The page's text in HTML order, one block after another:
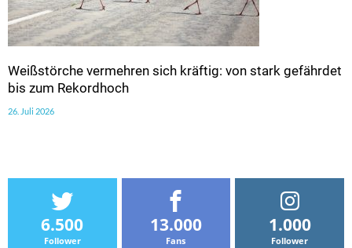
Weißstörche vermehren sich kräftig: von stark gefährdet
bis zum Rekordhoch
26. Juli 2026
6.500
Follower
13.000
Fans
1.000
Follower